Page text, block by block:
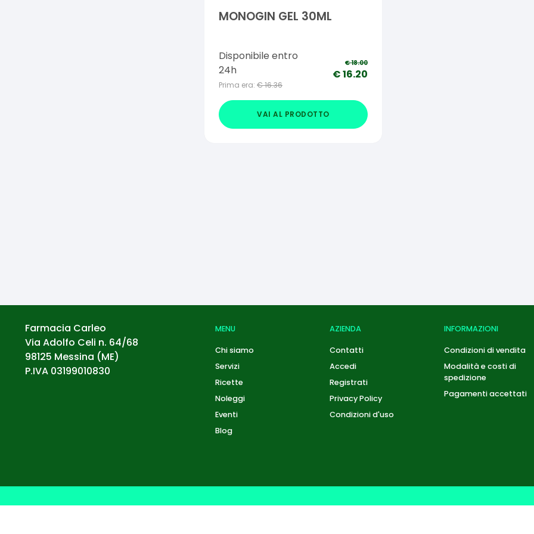
MONOGIN GEL 30ML
Disponibile entro
24h
Prima era: €16.36
€18.00
€16.20
VAI AL PRODOTTO
Farmacia Carleo
Via Adolfo Celi n. 64/68
98125 Messina (ME)
P.IVA 03199010830
MENU
Chi siamo
Servizi
Ricette
Noleggi
Eventi
Blog
AZIENDA
Contatti
Accedi
Registrati
Privacy Policy
Condizioni d'uso
INFORMAZIONI
Condizioni di vendita
Modalità e costi di
spedizione
Pagamenti accettati